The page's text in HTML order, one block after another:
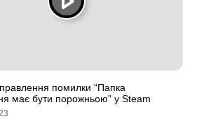
помилки “Папка
має бути порожньою” у Steam